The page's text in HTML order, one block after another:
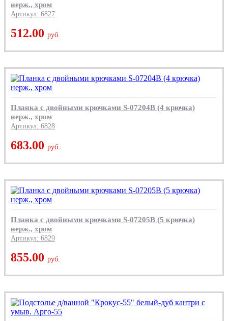
нерж., хром
Артикул: 6827
512.00 руб.
Планка с двойными крючками S-07204B (4 крючка)
нерж., хром
Артикул: 6828
683.00 руб.
Планка с двойными крючками S-07205B (5 крючка)
нерж., хром
Артикул: 6829
855.00 руб.